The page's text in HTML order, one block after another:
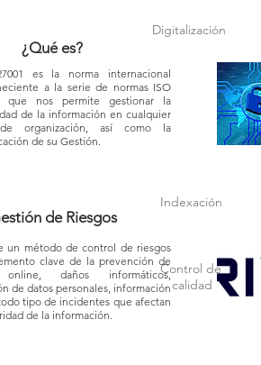
¿Qué es?
Digitalización
es la norma internacional
a la serie de normas ISO
que nos permite gestionar la
de la información en cualquier
organización, así como la
de su Gestión.
de Riesgos
Indexación
Control de
calidad
un método de control de riesgos
clave de la prevención de
daños informáticos,
de datos personales, información
tipo de incidentes que afectan
de la información.